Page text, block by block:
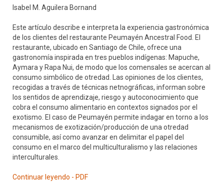
Isabel M. Aguilera Bornand
Este artículo describe e interpreta la experiencia gastronómica
de los clientes del restaurante Peumayén Ancestral Food. El
restaurante, ubicado en Santiago de Chile, ofrece una
gastronomía inspirada en tres pueblos indígenas: Mapuche,
Aymara y Rapa Nui, de modo que los comensales se acercan al
consumo simbólico de otredad. Las opiniones de los clientes,
recogidas a través de técnicas netnográficas, informan sobre
los sentidos de aprendizaje, riesgo y autoconocimiento que
cobra el consumo alimentario en contextos signados por el
exotismo. El caso de Peumayén permite indagar en torno a los
mecanismos de exotización/producción de una otredad
consumible, así como avanzar en delimitar el papel del
consumo en el marco del multiculturalismo y las relaciones
interculturales.
Continuar leyendo - PDF